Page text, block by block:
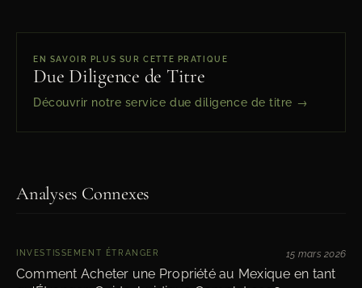
EN SAVOIR PLUS SUR CETTE PRATIQUE
Due Diligence de Titre
Découvrir notre service due diligence de titre →
Analyses Connexes
INVESTISSEMENT ÉTRANGER
Comment Acheter une Propriété au Mexique en tant
15 mars 2026